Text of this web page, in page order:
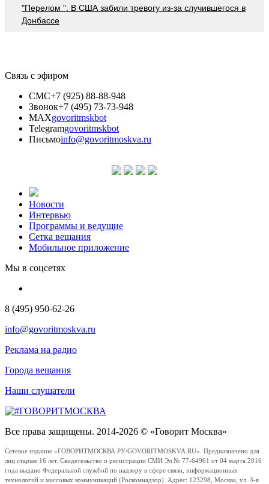
"Перелом ". В США забили тревогу из-за случившегося в
Донбассе
Связь с эфиром
СМС+7 (925) 88-88-948
Звонок+7 (495) 73-73-948
MAXgovoritmskbot
Telegramgovoritmskbot
Письмоinfo@govoritmoskva.ru
Новости
Интервью
Программы и ведущие
Сетка вещания
Мобильное приложение
Мы в соцсетях
8 (495) 950-62-26
info@govoritmoskva.ru
Реклама на радио
Города вещания
Наши слушатели
Все права защищены. 2014-2026 © «Говорит Москва»
Сетевое издание «ГОВОРИТМОСКВА.РУ/GOVORITMOSKVA.RU». Предназначено для
лиц старше 16 лет. Свидетельство о регистрации СМИ Эл № 77-64961 от 04 марта 2016
года выдано Федеральной службой по надзору в сфере связи, информационных
технологий и массовых коммуникаций (Роскомнадзор). Адрес: 123298, Москва, ул. 3-я